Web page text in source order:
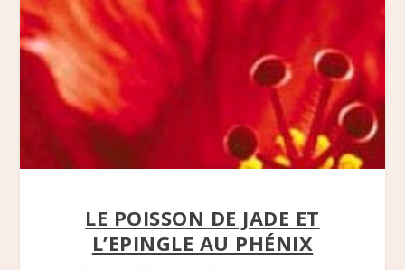
LE POISSON DE JADE ET
L’EPINGLE AU PHÉNIX